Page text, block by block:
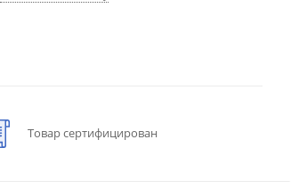
Товар сертифицирован